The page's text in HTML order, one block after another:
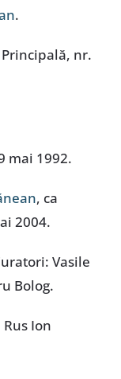
.
Principală, nr.
mai 1992.
, ca
2004.
Vasile
Bolog.
Ion